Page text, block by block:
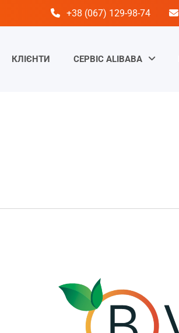
+38 (067) 129-98-74
КЛІЄНТИ СЕРВІС ALIBABA